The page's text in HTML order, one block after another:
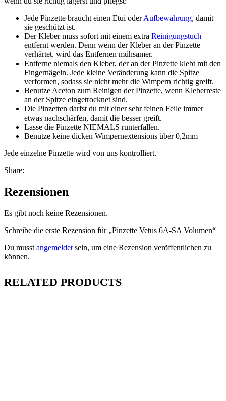
Jede Pinzette braucht einen Etui oderAufbewahrung, damit
sie geschützt ist.
Der Kleber muss sofort mit einem extra Reinigungstuch
entfernt werden. Denn wenn der Kleber an der Pinzette
verhärtet, wird das Entfernen mühsamer.
Entferne niemals den Kleber, der an der Pinzette klebt mit den
Fingernägeln. Jede kleine Veränderung kann die Spitze
verformen, sodass sie nicht mehr die Wimpern richtig greift.
Benutze Aceton zum Reinigen der Pinzette, wenn Kleberreste
an der Spitze eingetrocknet sind.
Die Pinzetten darfst du mit einer sehr feinen Feile immer
etwas nachschärfen, damit die besser greift.
Lasse die Pinzette NIEMALS runterfallen.
Benutze keine dicken Wimpernextensions über 0,2mm
Jede einzelne Pinzette wird von uns kontrolliert.
Share:
Rezensionen
Es gibt noch keine Rezensionen.
Schreibe die erste Rezension für „Pinzette Vetus 6A-SA Volumen“
Du musst angemeldet sein, um eine Rezension veröffentlichen zu
können.
RELATED PRODUCTS